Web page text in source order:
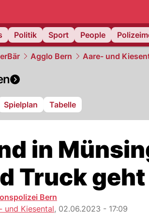
Politik Sport People
Agglo Bern Aare- und
Spielplan Tabelle
in
Truck
Bern
und Kiesental, 02.06.2023 - 17:09